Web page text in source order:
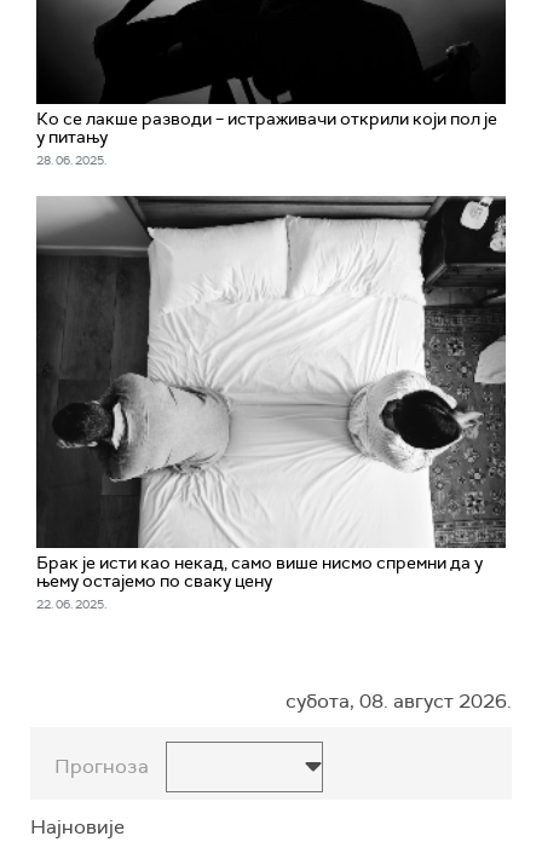
Ко се лакше разводи – истраживачи открили који пол је
у питању
28. 06. 2025.
Брак је исти као некад, само више нисмо спремни да у
њему остајемо по сваку цену
22. 06. 2025.
субота, 08. август 2026.
Прогноза
Најновије